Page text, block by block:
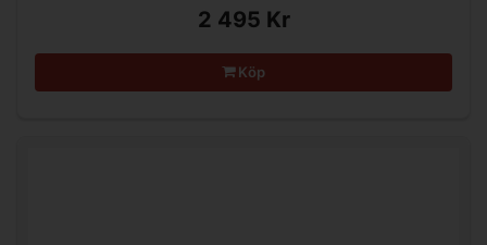
2 495 Kr
Köp